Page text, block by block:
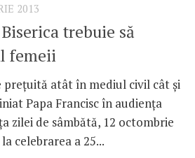
2013
trebuie să
femeii
preţuită atât în mediul civil cât şi
Papa Francisc în audienţa
zilei de sâmbătă, 12 octombrie
celebrarea a 25...